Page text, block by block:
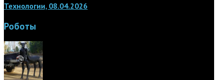
Технологии, 08.04.2026
Роботы